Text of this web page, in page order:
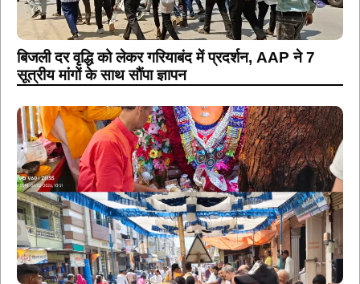
बिजली दर वृद्धि को लेकर गरियाबंद में प्रदर्शन, AAP ने 7
सूत्रीय मांगों के साथ सौंपा ज्ञापन